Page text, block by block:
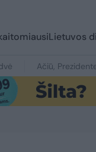
Lietuvos
Ačiū,